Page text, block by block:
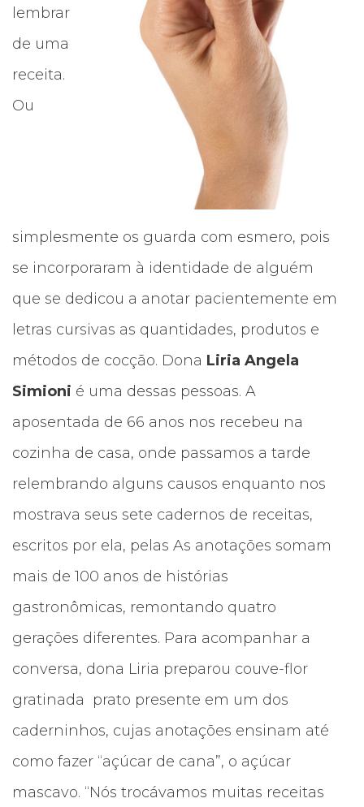
lembrar
de uma
receita.
Ou
simplesmente os guarda com esmero, pois
se incorporaram à identidade de alguém
que se dedicou a anotar pacientemente em
letras cursivas as quantidades, produtos e
métodos de cocção. Dona Liria Angela
Simioni é uma dessas pessoas. A
aposentada de 66 anos nos recebeu na
cozinha de casa, onde passamos a tarde
relembrando alguns causos enquanto nos
mostrava seus sete cadernos de receitas,
escritos por ela, pelas As anotações somam
mais de 100 anos de histórias
gastronômicas, remontando quatro
gerações diferentes. Para acompanhar a
conversa, dona Liria preparou couve-flor
gratinada prato presente em um dos
caderninhos, cujas anotações ensinam até
como fazer “açúcar de cana”, o açúcar
mascavo. “Nós trocávamos muitas receitas